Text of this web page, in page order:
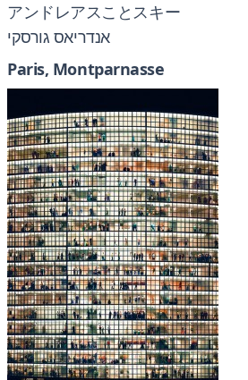
アンドレアスことスキー
אנדריאס גורסקי
Paris, Montparnasse